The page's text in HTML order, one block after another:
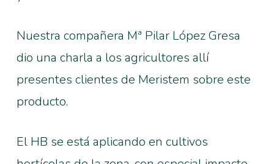
Nuestra compañera Mª Pilar López Gresa
dio una charla a los agricultores allí
presentes clientes de Meristem sobre este
producto.
El HB se está aplicando en cultivos